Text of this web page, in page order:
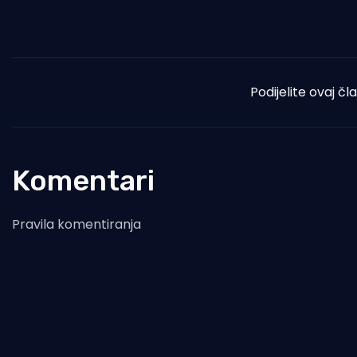
Podijelite ovaj
Komentari
Pravila komentiranja